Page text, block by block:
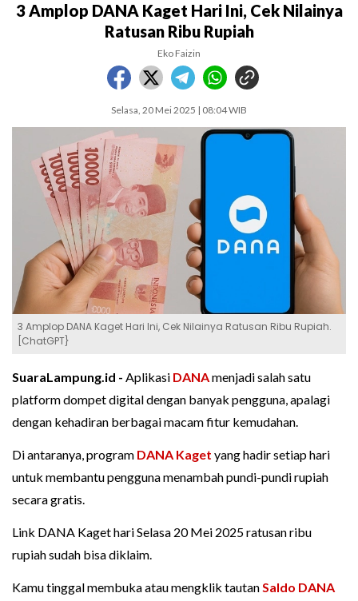
3 Amplop DANA Kaget Hari Ini, Cek Nilainya
Ratusan Ribu Rupiah
Eko Faizin
Selasa, 20 Mei 2025 | 08:04 WIB
3 Amplop DANA Kaget Hari Ini, Cek Nilainya Ratusan Ribu Rupiah.
[ChatGPT}
SuaraLampung.id - Aplikasi DANAmenjadi salah satu
platform dompet digital dengan banyak pengguna, apalagi
dengan kehadiran berbagai macam fitur kemudahan.
Di antaranya, program DANA Kaget yang hadir setiap hari
untuk membantu pengguna menambah pundi-pundi rupiah
secara gratis.
Link DANA Kaget hari Selasa 20 Mei 2025 ratusan ribu
rupiah sudah bisa diklaim.
Kamu tinggal membuka atau mengklik tautanSaldo DANA